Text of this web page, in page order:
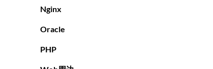
Nginx
Oracle
PHP